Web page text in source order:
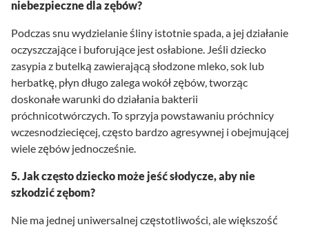
niebezpieczne dla zębów?
Podczas snu wydzielanie śliny istotnie spada, a jej działanie
oczyszczające i buforujące jest osłabione. Jeśli dziecko
zasypia z butelką zawierającą słodzone mleko, sok lub
herbatkę, płyn długo zalega wokół zębów, tworząc
doskonałe warunki do działania bakterii
próchnicotwórczych. To sprzyja powstawaniu próchnicy
wczesnodziecięcej, często bardzo agresywnej i obejmującej
wiele zębów jednocześnie.
5. Jak często dziecko może jeść słodycze, aby nie
szkodzić zębom?
Nie ma jednej uniwersalnej częstotliwości, ale większość